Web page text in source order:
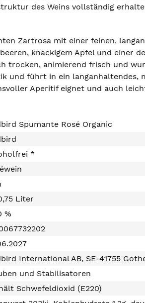
des Weins vollständig
Zartrosa mit einer feinen,
knackigem Apfel und einer
trocken, animierend frisch und
und führt in ein langanhaltendes,
Aperitif eignet und auch
Spumante Rosé Organic
*
Liter
%
International AB, SE-41755
und Stabilisatoren
Schwefeldioxid (E220)